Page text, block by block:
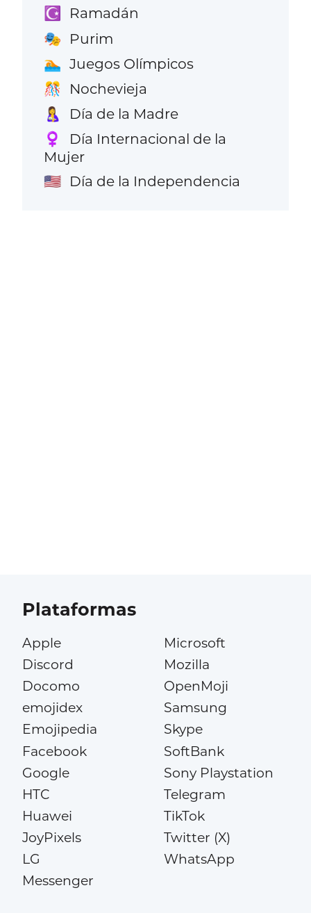
☪️ Ramadán
🎭 Purim
🏊 Juegos Olímpicos
🎊 Nochevieja
🤱 Día de la Madre
♀️
Día Internacional de la
Mujer
🇺🇸 Día de la Independencia
Plataformas
Apple
Discord
Docomo
emojidex
Emojipedia
Facebook
Google
HTC
Huawei
JoyPixels
LG
Messenger
Microsoft
Mozilla
OpenMoji
Samsung
Skype
SoftBank
Sony Playstation
Telegram
TikTok
Twitter (X)
WhatsApp